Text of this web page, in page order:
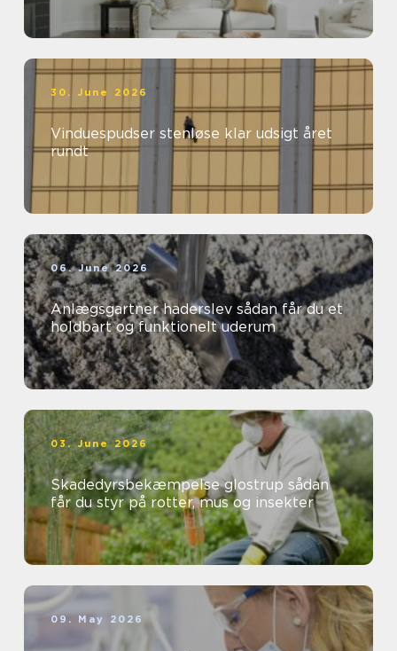
30. June 2026
Vinduespudser stenløse klar udsigt året
rundt
06. June 2026
Anlægsgartner haderslev sådan får du et
holdbart og funktionelt uderum
03. June 2026
Skadedyrsbekæmpelse glostrup sådan
får du styr på rotter, mus og insekter
09. May 2026